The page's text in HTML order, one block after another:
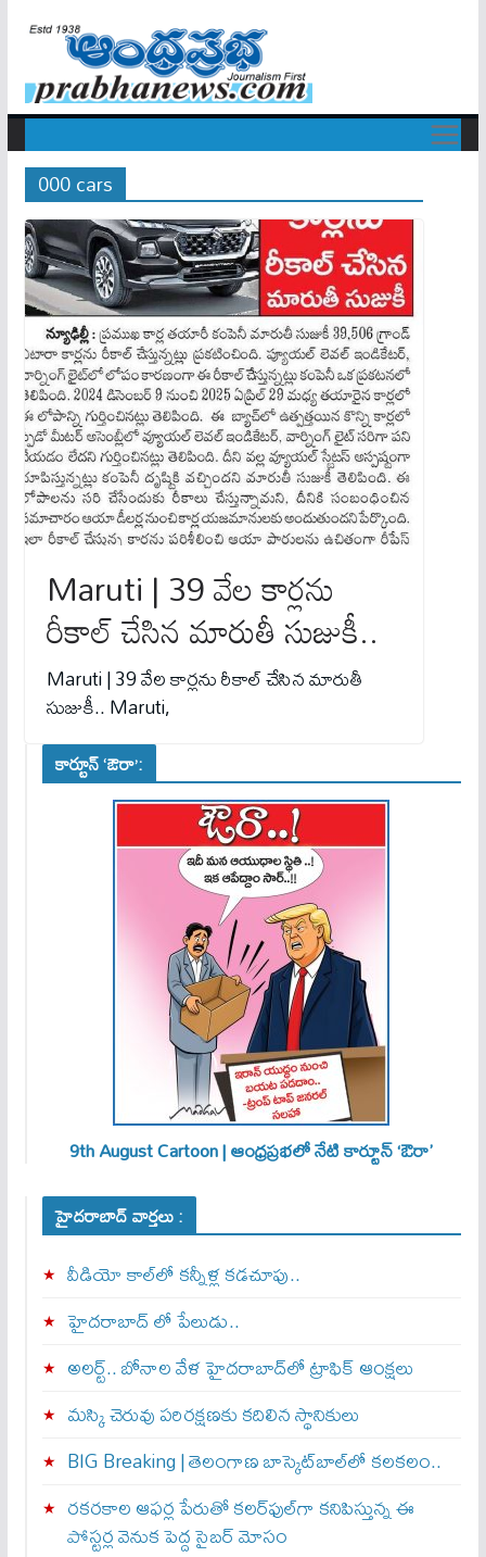
000 cars
Maruti | 39 వేల కార్లను
రీకాల్ చేసిన మారుతీ సుజుకీ..
Maruti | 39 వేల కార్లను రీకాల్ చేసిన మారుతీ
సుజుకీ.. Maruti,
కార్టూన్ ‘ఔరా’:
9th August Cartoon | ఆంధ్రప్రభలో నేటి కార్టూన్ ‘ఔరా’
హైదరాబాద్ వార్తలు :
వీడియో కాల్‌లో కన్నీళ్ల కడచూపు..
హైదరాబాద్ లో పేలుడు..
అలర్ట్‌.. బోనాల వేళ హైదరాబాద్‌లో ట్రాఫిక్‌ ఆంక్షలు
మస్కి చెరువు పరిరక్షణకు కదిలిన స్థానికులు
BIG Breaking | తెలంగాణ బాస్కెట్‌బాల్‌లో కలకలం..
రకరకాల ఆఫర్ల పేరుతో కలర్‌ఫుల్‌గా కనిపిస్తున్న ఈ
పోస్టర్ల వెనుక పెద్ద సైబర్ మోసం